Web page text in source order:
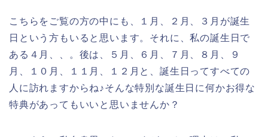
こちらをご覧の方の中にも、１月、２月、３月が誕生
日という方もいると思います。それに、私の誕生日で
ある４月、、。後は、５月、６月、７月、８月、９
月、１０月、１１月、１２月と、誕生日ってすべての
人に訪れますからね♪そんな特別な誕生日に何かお得な
特典があってもいいと思いませんか？